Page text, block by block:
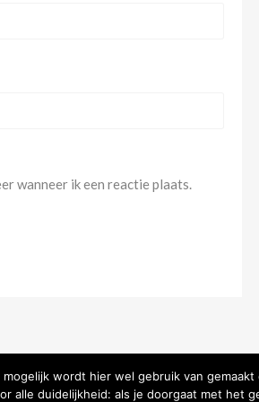
wanneer ik een reactie plaats.
wordt hier wel gebruik van
alle duidelijkheid: als je doorgaat met het